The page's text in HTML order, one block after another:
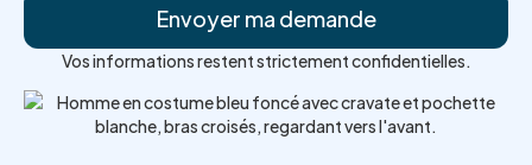
Vos informations restent strictement confidentielles.